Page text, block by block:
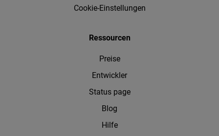
Cookie-Einstellungen
Ressourcen
Preise
Entwickler
Status page
Blog
Hilfe